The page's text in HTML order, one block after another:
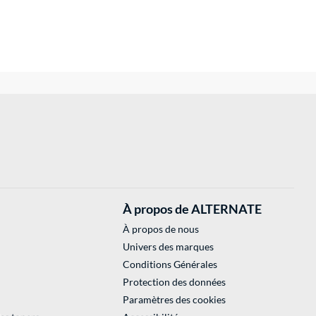
À propos de ALTERNATE
À propos de nous
Univers des marques
Conditions Générales
Protection des données
Paramètres des cookies